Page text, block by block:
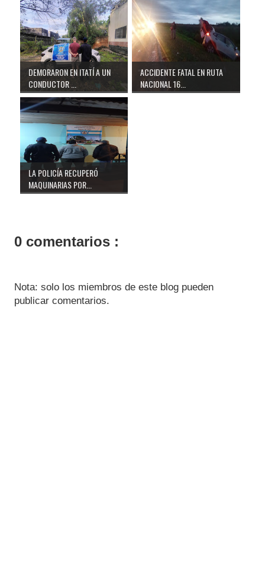
DEMORARON EN ITATÍ A UN
CONDUCTOR ...
ACCIDENTE FATAL EN RUTA
NACIONAL 16...
LA POLICÍA RECUPERÓ
MAQUINARIAS POR...
0 comentarios :
Nota: solo los miembros de este blog pueden
publicar comentarios.